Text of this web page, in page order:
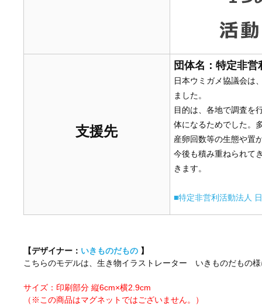
支援先
団体名：特定非
日本ウミガメ協議会は
ました。
目的は、各地で調査を
体になるためでした。
産卵回数等の生態や置
今後も積み重ねられて
きます。
■特定非営利活動法人
【デザイナー： いきものだもの】
こちらのモデルは、生き物イラストレーター いきものだもの
サイズ：印刷部分 縦6cm×横2.9cm
（※この商品はマグネットではございません。）